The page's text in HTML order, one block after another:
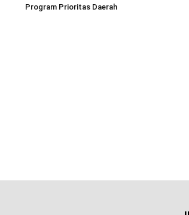
Program Prioritas Daerah